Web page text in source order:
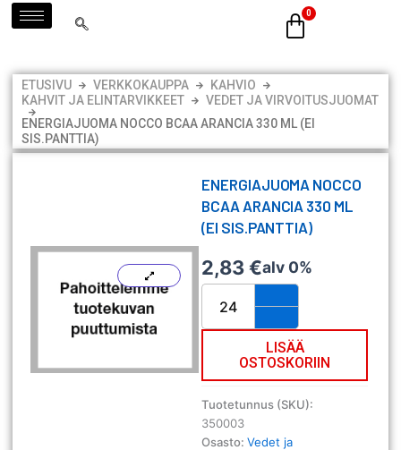
Siirry
sisältöön
ETUSIVU VERKKOKAUPPA
KAHVIO
KAHVIT JA ELINTARVIKKEET
VEDET JA VIRVOITUSJUOMAT
ENERGIAJUOMA NOCCO BCAA ARANCIA 330 ML (EI
SIS.PANTTIA)
ENERGIAJUOMA NOCCO
BCAA ARANCIA 330 ML
(EI SIS.PANTTIA)
2,83€alv 0%
Energiajuoma
Nocco
BCAA
ml
(ei
sis.panttia)
määrä
LISÄÄ
OSTOSKORIIN
Tuotetunnus (SKU):
350003
Osasto:Vedet ja